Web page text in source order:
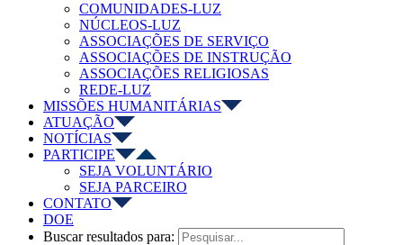
COMUNIDADES-LUZ
NÚCLEOS-LUZ
ASSOCIAÇÕES DE SERVIÇO
ASSOCIAÇÕES DE INSTRUÇÃO
ASSOCIAÇÕES RELIGIOSAS
REDE-LUZ
MISSÕES HUMANITÁRIAS
ATUAÇÃO
NOTÍCIAS
PARTICIPE
SEJA VOLUNTÁRIO
SEJA PARCEIRO
CONTATO
DOE
Buscar resultados para: